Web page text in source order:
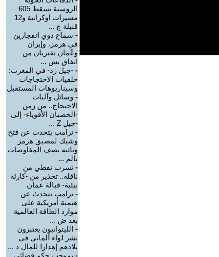
الروسية تسقط 605
مسيرات أوكرانية و12
قنبلة ج ...
- سماع دوي انفجارين
في هرمز، وإيران
وعُمان تقتربان من
اتفاق بش ...
- -جيل زد- في المغرب:
خلفيات الاحتجاجات
وسيناريوهات المستقبل
- وسائل وآليات
الاحتجاج.. من زمن
-الخصيان الأقوياء- إلى
-جيل Z ...
- ترامب يتحدث عن فتح
وشيك لمصيق هرمز
ونائبه يصف المفاوضات
بالم ...
- تسرب نفطي من
ناقلة.. تحذير من -كارثة
بيئية- قبالة عمان
- ترامب يتحدث عن
هيمنة أمريكية على
موارد الطاقة العالمية
بعد ض ...
- الليتوانيون يعتبرون
نشر لواء ألماني في
بلادهم إهدارا للمال د ...
- بموجب حكم قضائي..